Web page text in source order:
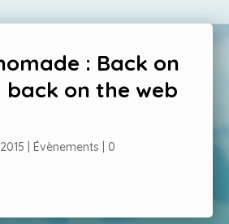
: Back on
on the web
Évènements
0